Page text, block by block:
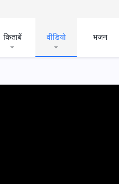
किताबें वीडियो भजन